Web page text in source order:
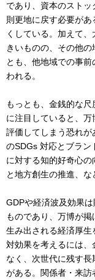
であり、資本のスト
則更地に戻す必要が
くしている。加えて
きいものの、その他
とも、他地域での事
われる。
もっとも、金銭的な
に注目していると、
評価してしまう恐れ
のSDGs 対応とブラ
に対する知的好奇心
と地方創生の推進、な
GDPや経済波及効果
ものであり、万博が
生み出される経済厚
対効果を考えるには
なく、次世代に残す
がある。関係者・来